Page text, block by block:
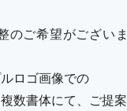
のご希望がござい
ロゴ画像での
数書体にて、ご提案